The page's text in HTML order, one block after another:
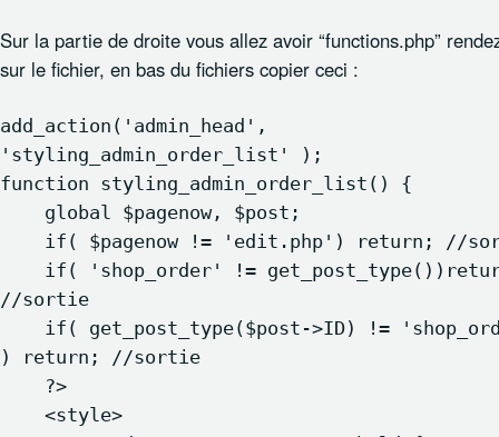
Sur la partie de droite vous allez avoir “functions.php”
sur le fichier, en bas du fichiers copier ceci :
add_action('admin_head',
'styling_admin_order_list' );
function styling_admin_order_list() {
//sortie
) return; //sortie